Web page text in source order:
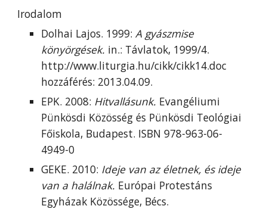
Irodalom
Dolhai Lajos. 1999:A gyászmise
könyörgések. in.: Távlatok, 1999/4.
http://www.liturgia.hu/cikk/cikk14.doc
hozzáférés: 2013.04.09.
EPK. 2008: Hitvallásunk. Evangéliumi
Pünkösdi Közösség és Pünkösdi Teológiai
Főiskola, Budapest. ISBN 978-963-06-
4949-0
GEKE. 2010: Ideje van az életnek, és ideje
van a halálnak. Európai Protestáns
Egyházak Közössége, Bécs.